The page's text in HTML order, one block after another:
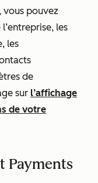
vous pouvez
les
les
de
sur l’affichage
de votre
Payments